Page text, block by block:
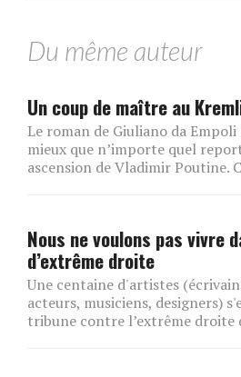
Du même auteur
Un coup de maître au
Le roman de Giuliano da
mieux que n’importe quel
ascension de Vladimir Poutine.
Nous ne voulons pas vivre
d’extrême droite
Une centaine d'artistes
acteurs, musiciens, designers)
tribune contre l’extrême droite